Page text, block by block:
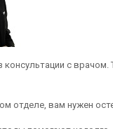
консультации с
отделе, вам нужен